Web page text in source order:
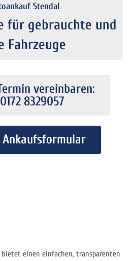
Stendal
für gebrauchte und
Fahrzeuge
vereinbaren:
0172 8329057
Ankaufsformular
bietet einen einfachen, transparenten